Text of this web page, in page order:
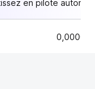
en pilote